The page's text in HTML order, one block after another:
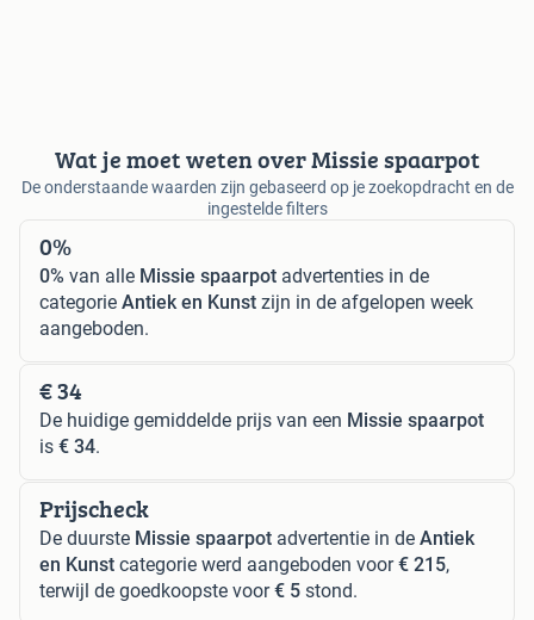
Wat je moet weten over Missie spaarpot
De onderstaande waarden zijn gebaseerd op je zoekopdracht en de
ingestelde filters
0%
0% van alle Missie spaarpot advertenties in de
categorie Antiek en Kunst zijn in de afgelopen week
aangeboden.
€ 34
De huidige gemiddelde prijs van een Missie spaarpot
is € 34.
Prijscheck
De duurste Missie spaarpot advertentie in de Antiek
en Kunst categorie werd aangeboden voor€ 215,
terwijl de goedkoopste voor€ 5 stond.